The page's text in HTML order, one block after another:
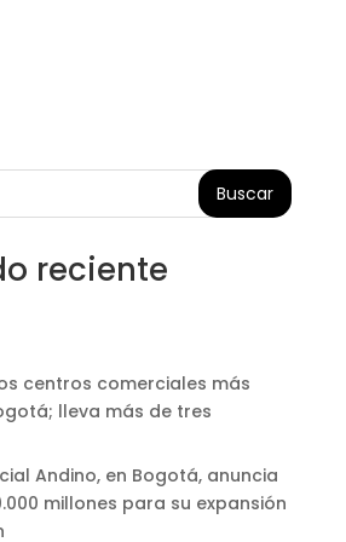
Buscar
reciente
centros comerciales más
lleva más de tres
Andino, en Bogotá, anuncia
millones para su expansión